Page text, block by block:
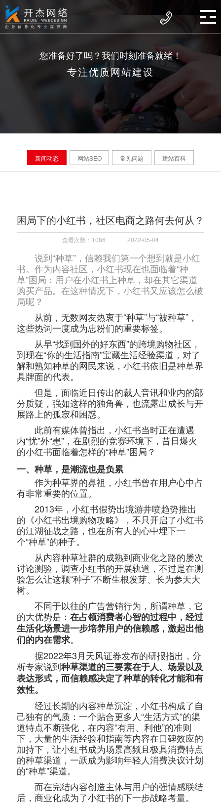
您准备好了吗？我们时刻准备就绪！
专注优质网站建设
新闻动态 网站SEO 常见问题 建站百科
困局下的小红书，社区电商之路何去何从？
查看次数：1086 2022-05-04
说到“种草”，信赖我们第一个想到就是小红
书。作为内容社区，小红书现在也面临着“种
草”困局：用户在小红书上种草，却在其它渠道
购买产品。在这种情况下，小红书又应该怎么破
局呢？
从前，无数网友热衷于“种草”与“被种草”，
这些热词一度成为忠粉们的重要标签。
从早“找到国外的好东西”的跨境购物社区，
到现在“你的生活指南”宝藏生活经验渠道，对了
解和熟知种草的网民来说，小红书依旧是种草界
具牌面的代表。
但是，面临近日传出的裁人音讯和业内的部
分质疑，强如这样的独角兽，也流露出成长与开
展路上的孤寂和困惑。
此前有媒体曾指出，小红书当时正在遭遇
内“忧”外“患”，在剧烈的竞赛环境下，昔日爆火
的小红书面临着怎样的“种草”困局？
一、种草，是潮流也是负累
作为种草界的鼻祖，小红书曾在用户心中占
有非常重要的位置。
2013年，小红书假势出境游井喷趋势推出
的《小红书出境购物攻略》，不只开启了小红书
的江湖征战之路，也在所有人的心中埋下一
个“种草”的种子。
从内容种草社群的成熟到商业化之路的屡次
讨论测验，调查小红书的开展轨道，不过是在测
验怎么让这颗“种子”不断生根发芽、长为参天大
树。
不同于以往的广告营销行为，所谓种草，它
的大优势是： 在占领消费者心智的过程中，经过
生活化场景进一步培养用户的信赖感，激起出他
们的内在需求。
据2022年3月天风证券发布的研报指出，分
析专家说到种草渠道的三要素在于人、场景以及
表达形式，而信赖感决定了种草的转化才能和有
效性。
经过长期的内容种草沉淀，小红书构成了自
己独有的气质：一个贴合更多人“生活方式”的渠
道特点不断强化，在内容“有用、利他”的准则
下，大量的生活经验和指南等内容在口碑效应的
加持下，让小红书成为场景高频且极具消费特点
的种草渠道，一跃成为影响年轻人消费决议计划
的“种草”渠道。
而在完结内容创造主体与用户的强情感联结
后，商业化成为了小红书的下一步战略考量。